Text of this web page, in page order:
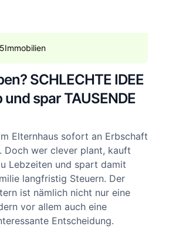
Immobilien
SCHLECHTE IDEE
und spar TAUSENDE
Elternhaus sofort an Erbschaft
Doch wer clever plant, kauft
Lebzeiten und spart damit
langfristig Steuern. Der
ist nämlich nicht nur eine
vor allem auch eine
Entscheidung.